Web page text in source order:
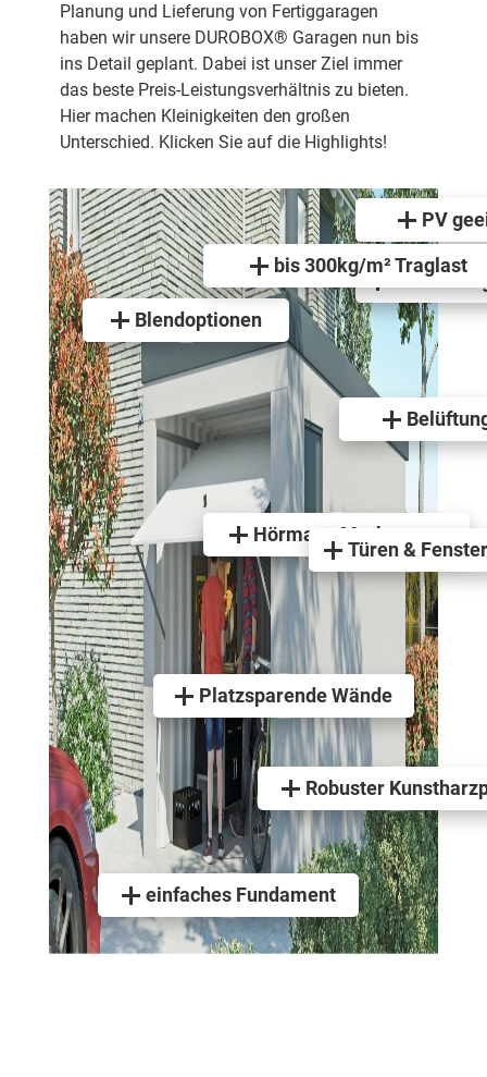
Planung und Lieferung von Fertiggaragen
haben wir unsere DUROBOX® Garagen nun bis
ins Detail geplant. Dabei ist unser Ziel immer
das beste Preis-Leistungsverhältnis zu bieten.
Hier machen Kleinigkeiten den großen
Unterschied. Klicken Sie auf die Highlights!
Blendoptionen
PV
bis 300kg/m² Traglast
Hörmann Markentore
Türen &
Robuster
Platzsparende Wände
einfaches Fundament